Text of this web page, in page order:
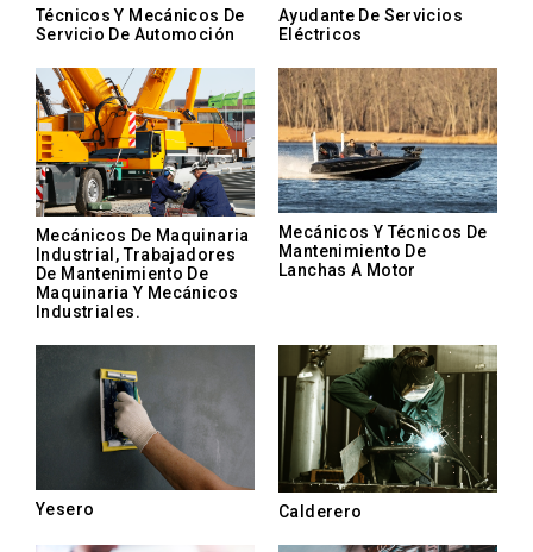
Técnicos Y Mecánicos De
Servicio De Automoción
Ayudante De Servicios
Eléctricos
Mecánicos De Maquinaria
Industrial, Trabajadores
De Mantenimiento De
Maquinaria Y Mecánicos
Industriales.
Mecánicos Y Técnicos De
Mantenimiento De
Lanchas A Motor
Yesero Calderero